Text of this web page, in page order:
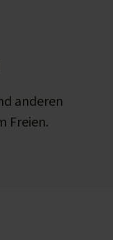
anderen
Freien.